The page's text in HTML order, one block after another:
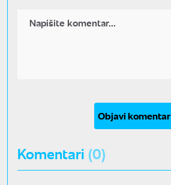
Objavi komentar
Komentari (0)